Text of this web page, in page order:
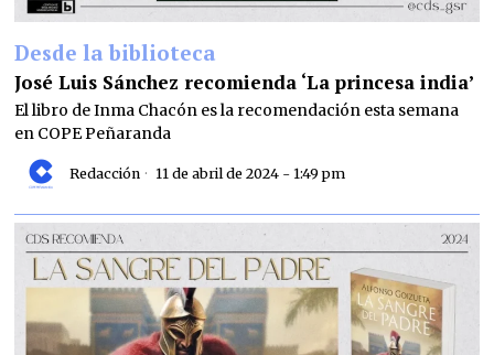
Desde la biblioteca
José Luis Sánchez recomienda ‘La princesa india’
El libro de Inma Chacón es la recomendación esta semana
en COPE Peñaranda
Redacción 11 de abril de 2024 - 1:49 pm